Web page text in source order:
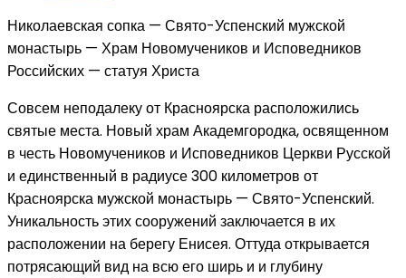
Николаевская сопка — Свято-Успенский мужской
монастырь — Храм Новомучеников и Исповедников
Российских — статуя Христа
Совсем неподалеку от Красноярска расположились
святые места. Новый храм Академгородка, освященном
в честь Новомучеников и Исповедников Церкви Русской
и единственный в радиусе 300 километров от
Красноярска мужской монастырь — Свято-Успенский.
Уникальность этих сооружений заключается в их
расположении на берегу Енисея. Оттуда открывается
потрясающий вид на всю его ширь и и глубину